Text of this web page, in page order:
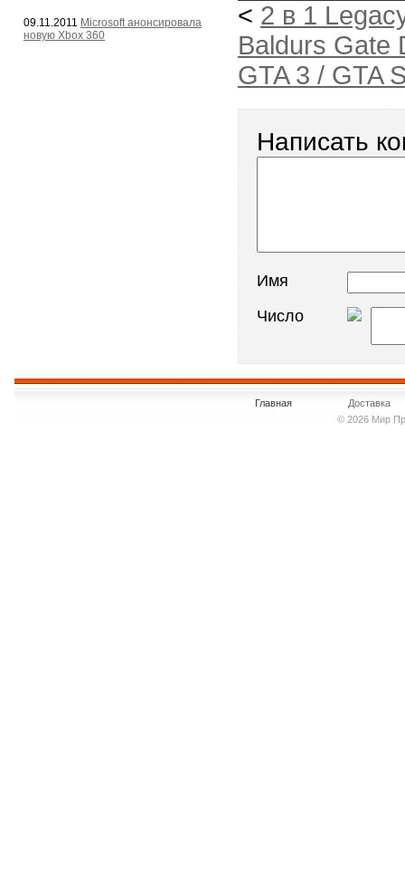
09.11.2011 Microsoft анонсировала
новую Xbox 360
< 2 в 1
Baldurs Gate
GTA 3 / GTA
Написать
Имя
Число
Главная
Доставка
© 2026 Мир